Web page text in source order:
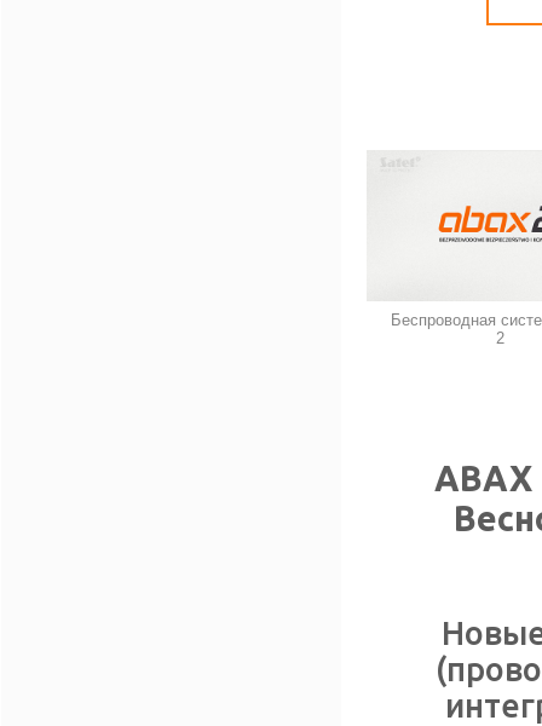
Беспроводная
2
ABAX